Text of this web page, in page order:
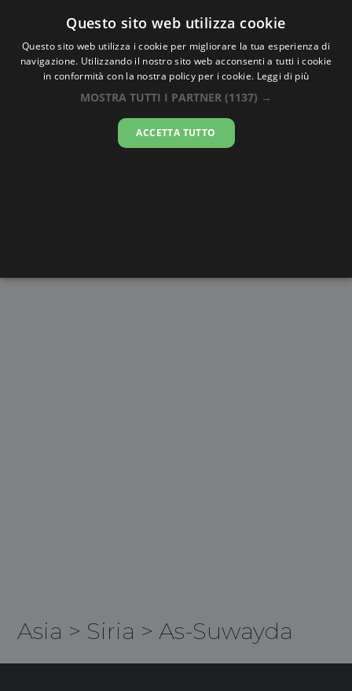
Oraesatta.co
Ora EsattaAs-Suwayda
04:15:57
Asia > Siria > As-Suwayda
Questo sito web utilizza cookie
Questo sito web utilizza i cookie per migliorare la tua esperienza di
navigazione. Utilizzando il nostro sito web acconsenti a tutti i cookie
in conformità con la nostra policy per i cookie. Leggi di più
MOSTRA TUTTI I PARTNER (1137) →
ACCETTA TUTTO